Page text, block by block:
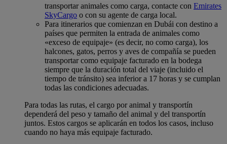
transportar animales como carga, contacte con Emirates
SkyCargo o con su agente de carga local.
Para itinerarios que comienzan en Dubái con destino a
países que permiten la entrada de animales como
«exceso de equipaje» (es decir, no como carga), los
halcones, gatos, perros y aves de compañía se pueden
transportar como equipaje facturado en la bodega
siempre que la duración total del viaje (incluido el
tiempo de tránsito) sea inferior a 17 horas y se cumplan
todas las condiciones adecuadas.
Para todas las rutas, el cargo por animal y transportín
dependerá del peso y tamaño del animal y del transportín
juntos. Estos cargos se aplicarán en todos los casos, incluso
cuando no haya más equipaje facturado.